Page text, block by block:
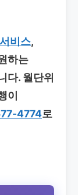
비스,
하는
다. 월단위
이
4774로